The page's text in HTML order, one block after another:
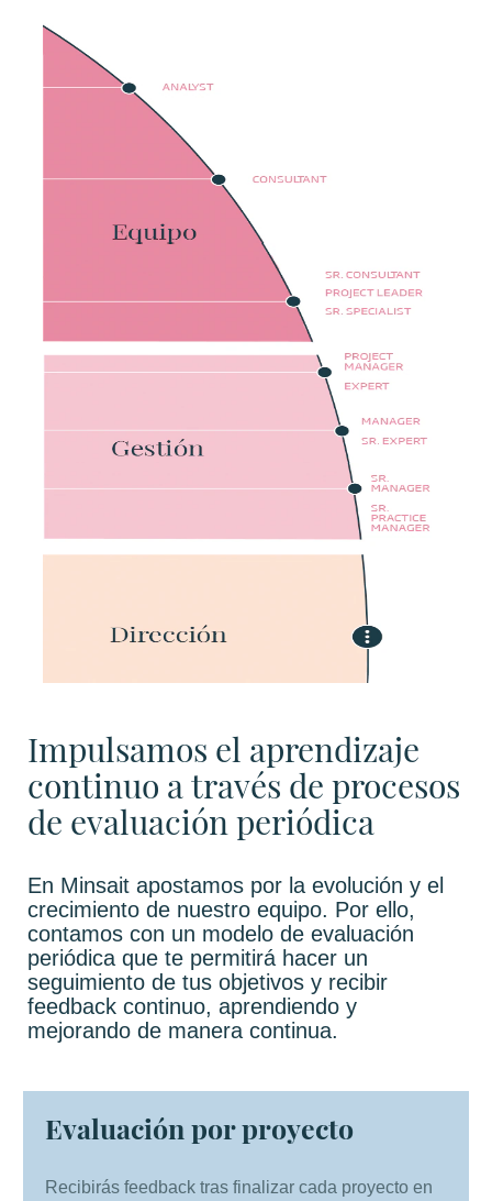
Impulsamos el aprendizaje
continuo a través de procesos
de evaluación periódica
En Minsait apostamos por la evolución y el
crecimiento de nuestro equipo. Por ello,
contamos con un modelo de evaluación
periódica que te permitirá hacer un
seguimiento de tus objetivos y recibir
feedback continuo, aprendiendo y
mejorando de manera continua.
Evaluación por proyecto
Recibirás feedback tras finalizar cada proyecto en